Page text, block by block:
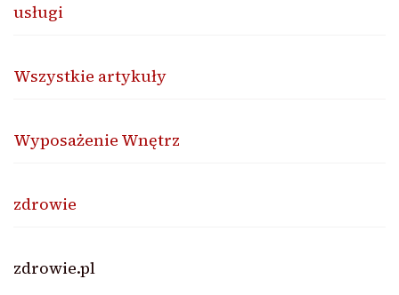
usługi
Wszystkie artykuły
Wyposażenie Wnętrz
zdrowie
zdrowie.pl